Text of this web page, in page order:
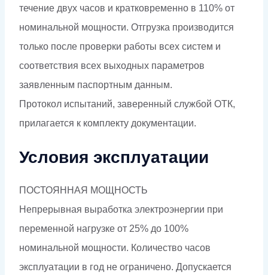
течение двух часов и кратковременно в 110% от
номинальной мощности. Отгрузка производится
только после проверки работы всех систем и
соответствия всех выходных параметров
заявленным паспортным данным.
Протокол испытаний, заверенный службой ОТК,
прилагается к комплекту документации.
Условия эксплуатации
ПОСТОЯННАЯ МОЩНОСТЬ
Непрерывная выработка электроэнергии при
переменной нагрузке от 25% до 100%
номинальной мощности. Количество часов
эксплуатации в год не ограничено. Допускается